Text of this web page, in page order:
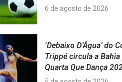
6 de agosto de 2026
‘Debaixo D’Água’ do
Trippé circula a Bahia
Quarta Que Dança